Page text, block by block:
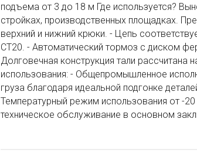
подъема от 3 до 18 м Где используется?
стройках, производственных площадках.
верхний и нижний крюки. - Цепь
СТ20. - Автоматический тормоз с диском
Долговечная конструкция тали
использования: - Общепромышленное
груза благодаря идеальной подгонке
Температурный режим использования от -
техническое обслуживание в основном